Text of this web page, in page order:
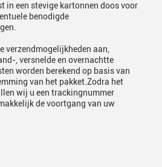
in een stevige kartonnen doos voor
benodigde
verzendmogelijkheden aan,
, versnelde en overnachtte
worden berekend op basis van
van het pakket.Zodra het
wij u een trackingnummer
de voortgang van uw